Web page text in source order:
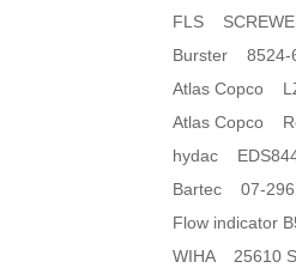
FLS
Burster 8524-
Atlas Copco
Atlas Copco
hydac
Bartec 07-
Flow indicator
WIHA 25610